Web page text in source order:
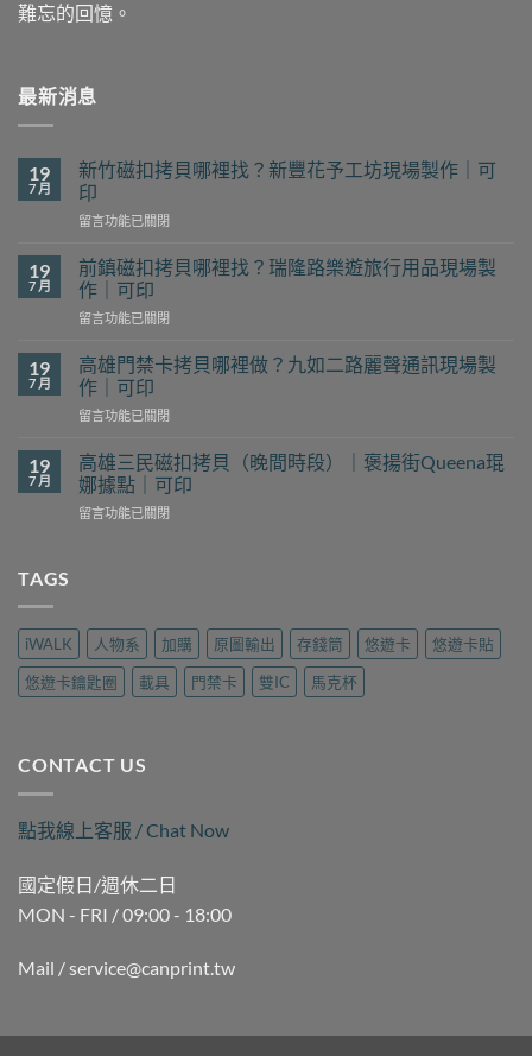
難忘的回憶。
最新消息
19
7 月
新竹磁扣拷貝哪裡找？新豐花予工坊現場製作｜可
印
在
竹
磁
扣
拷
哪
裡
找？
新
花
予
坊
印〉
中
留言功能已關閉
19
7 月
前鎮磁扣拷貝哪裡找？瑞隆路樂遊旅行用品現場製
作｜可印
在
鎮
磁
扣
拷
哪
裡
找？
瑞
用
品
現
作
印〉
中
留言功能已關閉
19
7 月
高雄門禁卡拷貝哪裡做？九如二路麗聲通訊現場製
作｜可印
在
雄
門
禁
卡
九
如
二
路
通
訊
場
製
｜
可
印〉
留言功能已關閉
19
7 月
高雄三民磁扣拷貝（晚間時段）｜褒揚街Queena琨
娜據點｜可印
在
扣
貝
（晚
｜
街
琨
娜
據
可
留言功能已關閉
TAGS
iWALK 人物系 加購 原圖輸出 存錢筒 悠遊卡
悠遊卡貼
悠遊卡鑰匙圈
載具 門禁卡 雙IC 馬克杯
CONTACT US
點我線上客服 / Chat Now
國定假日/週休二日
MON - FRI / 09:00 - 18:00
Mail / service@canprint.tw